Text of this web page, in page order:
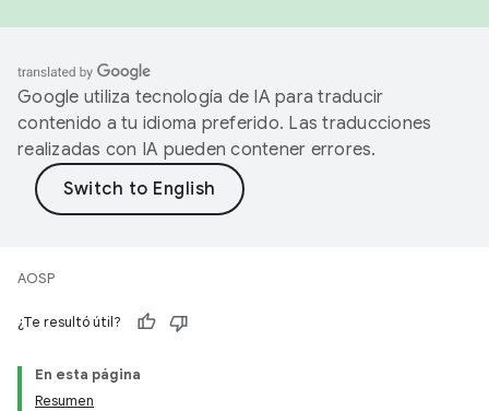
Google utiliza tecnología de IA para traducir
contenido a tu idioma preferido. Las traducciones
realizadas con IA pueden contener errores.
AOSP
¿Te resultó útil?
En esta página
Resumen